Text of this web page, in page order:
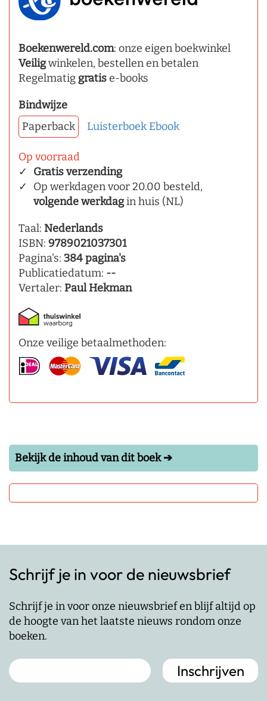
Boekenwereld.com: onze eigen boekwinkel
Veiligwinkelen, bestellen en betalen
Regelmatig gratise-books
Bindwijze
Paperback
Luisterboek Ebook
Op voorraad
Gratis verzending
Op werkdagen voor 20.00 besteld,
volgende werkdagin huis (NL)
Taal: Nederlands
ISBN: 9789021037301
Pagina's: 384 pagina's
Publicatiedatum: --
Vertaler: Paul Hekman
Onze veilige betaalmethoden:
Bekijk de inhoud van dit boek ➔
Schrijf je in voor de nieuwsbrief
Schrijf je in voor onze nieuwsbrief en blijf altijd op
de hoogte van het laatste nieuws rondom onze
boeken.